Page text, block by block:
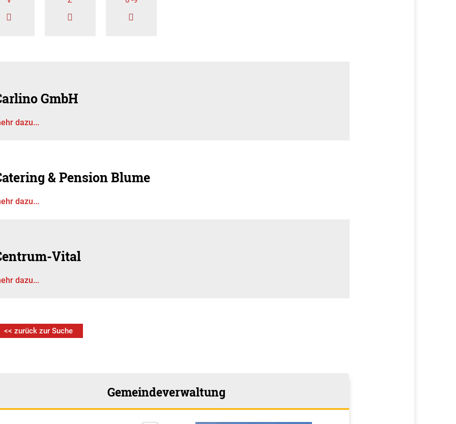
GmbH
dazu...
& Pension Blume
dazu...
Vital
dazu...
<< zurück zur Suche
Gemeindeverwaltung